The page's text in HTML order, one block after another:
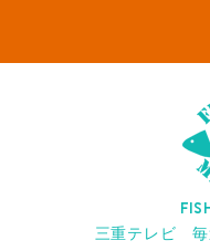
三重テレビ